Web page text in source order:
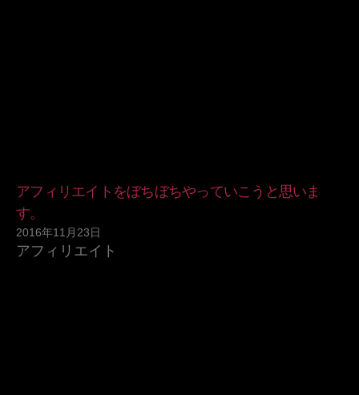
アフィリエイトをぼちぼちやっていこうと思いま
す。
2016年11月23日
アフィリエイト